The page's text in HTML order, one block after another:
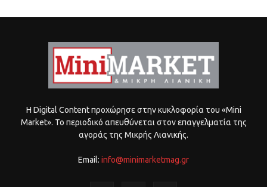
Η Digital Content προχώρησε στην κυκλοφορία του «Mini
Market». Το περιοδικό απευθύνεται στον επαγγελματία της
αγοράς της Μικρής Λιανικής.
Email: info@minimarketmag.gr